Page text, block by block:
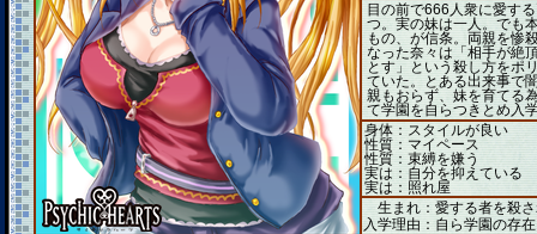
目の前で666人衆に愛す
つ。実の妹は一人。でも
もの、が信条。両親を惨
なった奈々は「相手が絶
とす」という殺し方をポ
ていた。とある出来事で
親もおらず、妹を育てる
て学園を自らつきとめ入
身体：スタイルが良い
性質：マイペース
性質：束縛を嫌う
実は：自分を抑えている
実は：照れ屋
生まれ：愛する者を殺
入学理由：自ら学園の存